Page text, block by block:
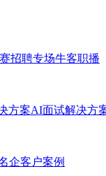
招聘专场牛客职播
方案AI面试解决方
企客户案例